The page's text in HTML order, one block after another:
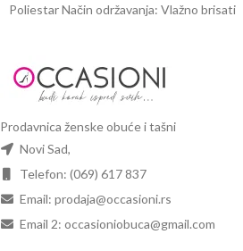
Poliestar Način održavanja: Vlažno brisati
Prodavnica ženske obuće i tašni
Novi Sad,
Telefon: (069) 617 837
Email: prodaja@occasioni.rs
Email 2: occasioniobuca@gmail.com